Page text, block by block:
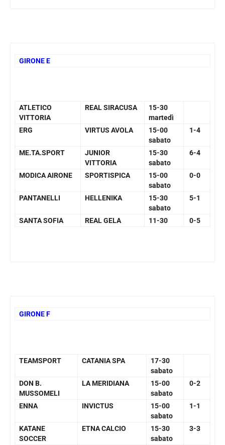
GIRONE E
ATLETICO
VITTORIA
REAL SIRACUSA
15-30
martedì
ERG
VIRTUS AVOLA
15-00
sabato
1-4
ME.TA.SPORT
JUNIOR
VITTORIA
15-30
sabato
6-4
MODICA AIRONE SPORTISPICA
15-00
sabato
0-0
PANTANELLI HELLENIKA
15-30
sabato
5-1
SANTA SOFIA REAL GELA 11-30 0-5
GIRONE F
TEAMSPORT CATANIA SPA
17-30
sabato
DON B.
MUSSOMELI
LA MERIDIANA
15-00
sabato
0-2
ENNA INVICTUS
15-00
sabato
1-1
KATANE
SOCCER
ETNA CALCIO
15-30
sabato
3-3